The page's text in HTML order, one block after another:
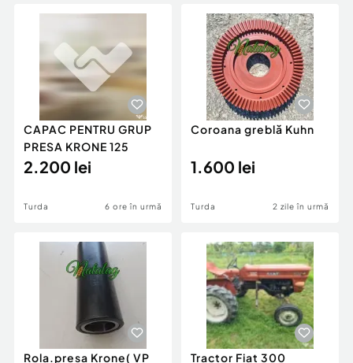
Animale de companie
Afaceri și echipamente profesionale
Inchiriere Bunuri si Vehicule
Utilaje agricole si industriale
Piese auto si accesorii
Dacia Duster
CAPAC PENTRU GRUP
PRESA KRONE 125
2.200 lei
Turda 6 ore în urmă
Coroana greblă Kuhn
1.600 lei
Turda 2 zile în urmă
Rola.presa Krone( VP
Tractor Fiat 300